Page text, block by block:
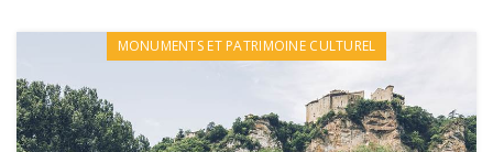
MONUMENTS ET PATRIMOINE CULTUREL